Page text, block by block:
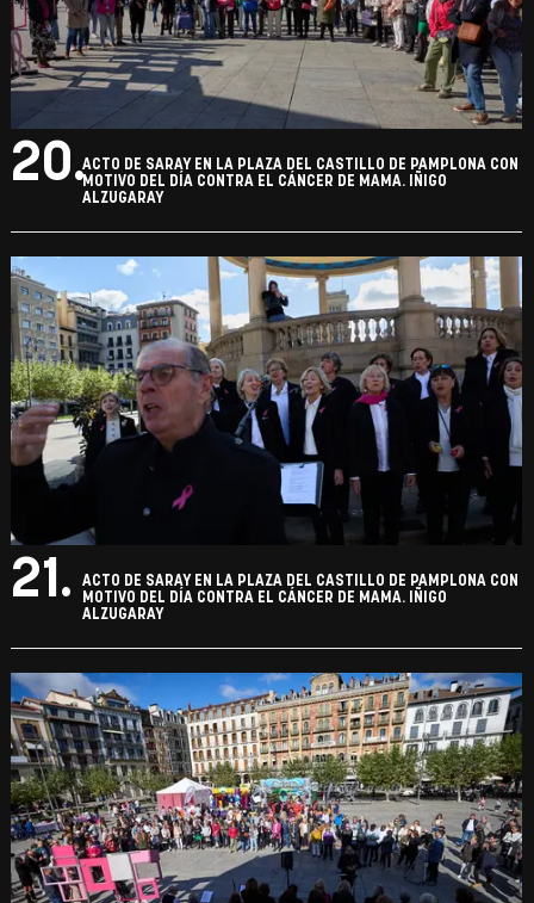
20.ACTO DE SARAY EN LA PLAZA DEL CASTILLO DE PAMPLONA CON
MOTIVO DEL DÍA CONTRA EL CÁNCER DE MAMA. IÑIGO
ALZUGARAY
21.
ACTO DE SARAY EN LA PLAZA DEL CASTILLO DE PAMPLONA CON
MOTIVO DEL DÍA CONTRA EL CÁNCER DE MAMA. IÑIGO
ALZUGARAY